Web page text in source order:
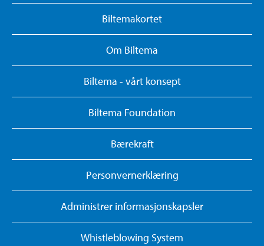
Biltemakortet
Om Biltema
Biltema - vårt konsept
Biltema Foundation
Bærekraft
Personvernerklæring
Administrer informasjonskapsler
Whistleblowing System